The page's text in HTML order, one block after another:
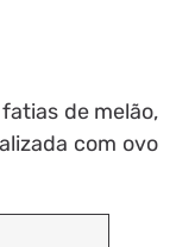
de melão,
com ovo